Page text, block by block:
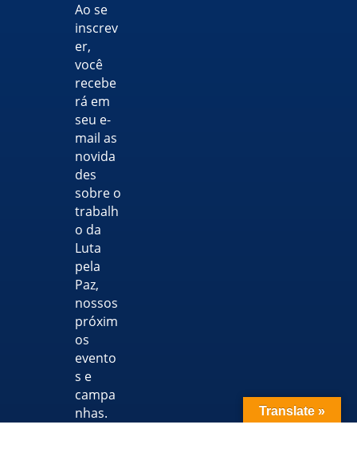
Ao se
inscrev
er,
você
recebe
rá em
seu e-
mail as
novida
des
sobre o
trabalh
o da
Luta
pela
Paz,
nossos
próxim
os
evento
s e
campa
nhas.
Translate »